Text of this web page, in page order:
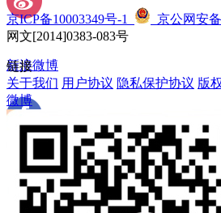
新浪微博
Facebook
京ICP备10003349号-1 京公网安
网文[2014]0383-083号
链接
关于我们 用户协议 隐私保护协议 版
微博